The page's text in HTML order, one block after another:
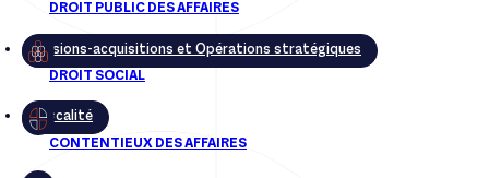
Fusions-acquisitions et Opérations stratégiques
Fiscalité